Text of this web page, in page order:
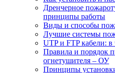
Дренчерное
принципы работы
Виды и способы
Лучшие системы
UTP и FTP кабели: в
Правила и порядок
огнетушителя – ОУ
Принципы